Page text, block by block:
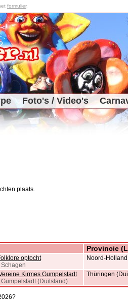
formulier.
Foto's / Video's
plaats.
Provincie
optocht
Noord-
Kirmes Gumpelstadt
(Duitsland)
Thüringen